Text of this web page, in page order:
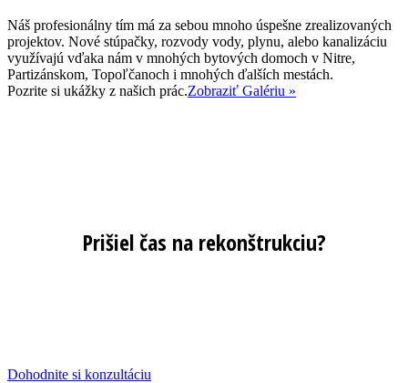
Náš profesionálny tím má za sebou mnoho úspešne zrealizovaných
projektov. Nové stúpačky, rozvody vody, plynu, alebo kanalizáciu
využívajú vďaka nám v mnohých bytových domoch v Nitre,
Partizánskom, Topoľčanoch i mnohých ďalších mestách.
Pozrite si ukážky z našich prác.Zobraziť Galériu »
Prišiel čas na rekonštrukciu?
Dohodnite si konzultáciu